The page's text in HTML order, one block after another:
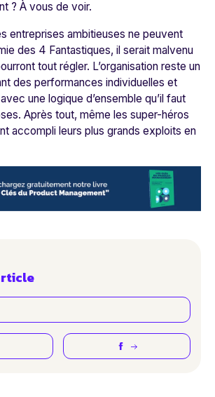
? À vous de voir.
entreprises ambitieuses ne peuvent
des 4 Fantastiques, il serait malvenu
tout régler. L’organisation reste un
des performances individuelles et
une logique d’ensemble qu’il faut
Après tout, même les super-héros
accompli leurs plus grands exploits en